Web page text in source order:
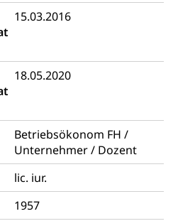
15.03.2016
18.05.2020
Betriebsökonom FH /
Unternehmer / Dozent
lic. iur.
1957
(Polizei)
Unfallversicherung
(WAS Luzern)
- Sozialhilfe
(Dienststelle)
Suchtkrankheit,
Psychopharmaka